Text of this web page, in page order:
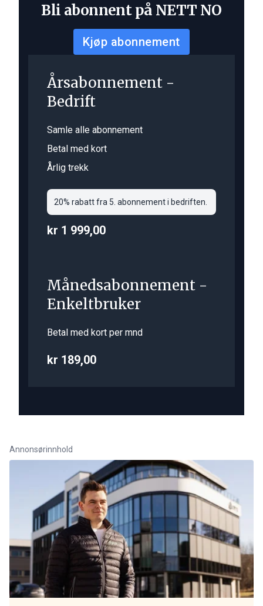
Bli abonnent på NETT NO
Kjøp abonnement
Årsabonnement -
Bedrift
Samle alle abonnement
Betal med kort
Årlig trekk
20% rabatt fra 5. abonnement i bedriften.
kr 1 999,00
Månedsabonnement -
Enkeltbruker
Betal med kort per mnd
kr 189,00
Annonsørinnhold